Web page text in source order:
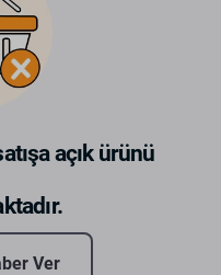
açık ürünü
Ver